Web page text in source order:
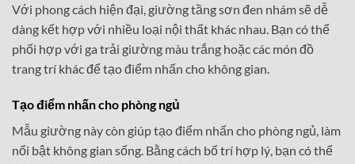
Với phong cách hiện đại, giường tầng sơn đen nhám sẽ dễ
dàng kết hợp với nhiều loại nội thất khác nhau. Bạn có thể
phối hợp với ga trải giường màu trắng hoặc các món đồ
trang trí khác để tạo điểm nhấn cho không gian.
Tạo điểm nhấn cho phòng ngủ
Mẫu giường này còn giúp tạo điểm nhấn cho phòng ngủ, làm
nổi bật không gian sống. Bằng cách bố trí hợp lý, bạn có thể